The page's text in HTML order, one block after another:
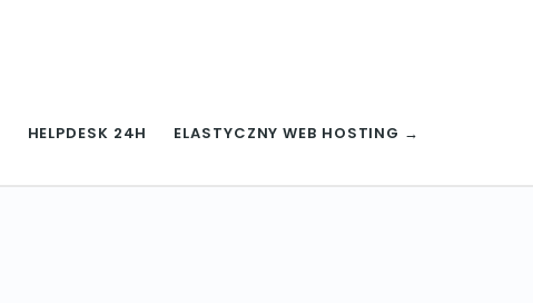
HELPDESK 24H ELASTYCZNY WEB HOSTING →